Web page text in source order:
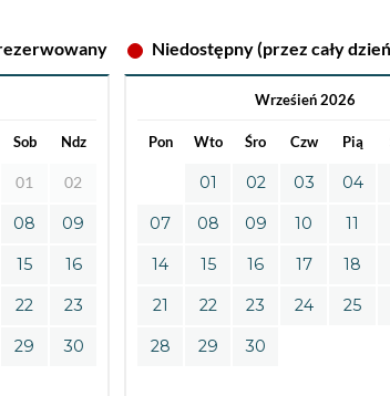
Niedostępny (przez cały
Sob Ndz
01 02
08 09
15 16
22 23
29 30
Wrześień 2026
Pon Wto Śro Czw Pią
01 02 03 04
07 08 09 10 11
14 15 16 17 18
21 22 23 24 25
28 29 30